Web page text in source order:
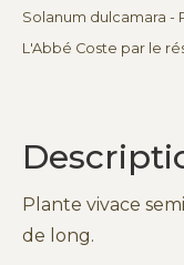
Solanum dulcamara -
L'Abbé Coste par le
Plante vivace
de long.